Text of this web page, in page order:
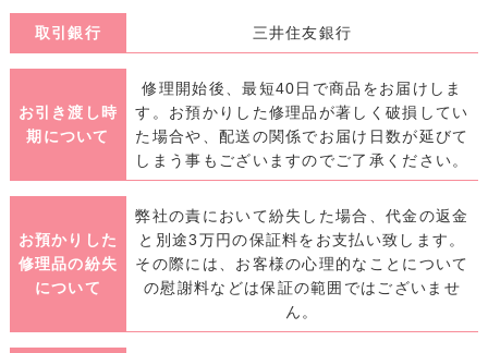
取引銀行 三井住友銀行
お引き渡し時
期について
修理開始後、最短40日で商品をお届けしま
す。お預かりした修理品が著しく破損してい
た場合や、配送の関係でお届け日数が延びて
しまう事もございますのでご了承ください。
お預かりした
修理品の紛失
について
弊社の責において紛失した場合、代金の返金
と別途3万円の保証料をお支払い致します。
その際には、お客様の心理的なことについて
の慰謝料などは保証の範囲ではございませ
ん。